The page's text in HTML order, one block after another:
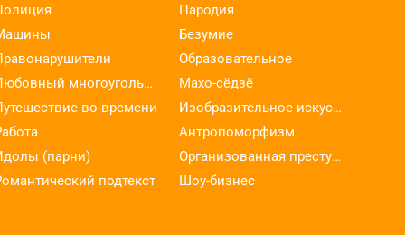
Пародия
Безумие
Образовательное
Любовный многоугольник
Махо-сёдзё
во времени
Изобразительное искусство
Антропоморфизм
(парни)
Организованная преступность
подтекст
Шоу-бизнес